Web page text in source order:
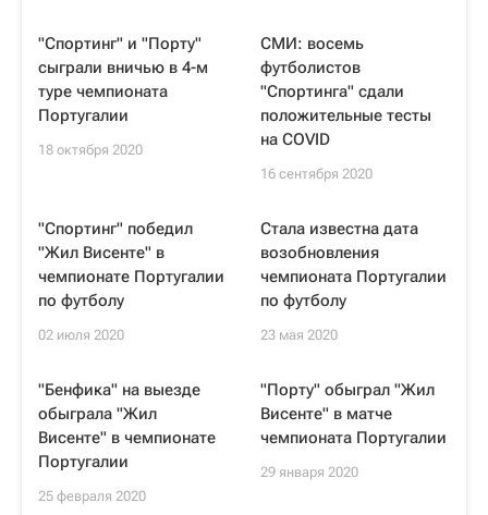
"Спортинг" и "Порту"
сыграли вничью в 4-м
туре чемпионата
Португалии
18 октября 2020
СМИ: восемь
футболистов
"Спортинга" сдали
положительные тесты
на COVID
16 сентября 2020
"Спортинг" победил
"Жил Висенте" в
чемпионате Португалии
по футболу
02 июля 2020
Стала известна дата
возобновления
чемпионата Португалии
по футболу
23 мая 2020
"Бенфика" на выезде
обыграла "Жил
Висенте" в чемпионате
Португалии
25 февраля 2020
"Порту" обыграл "Жил
Висенте" в матче
чемпионата Португалии
29 января 2020